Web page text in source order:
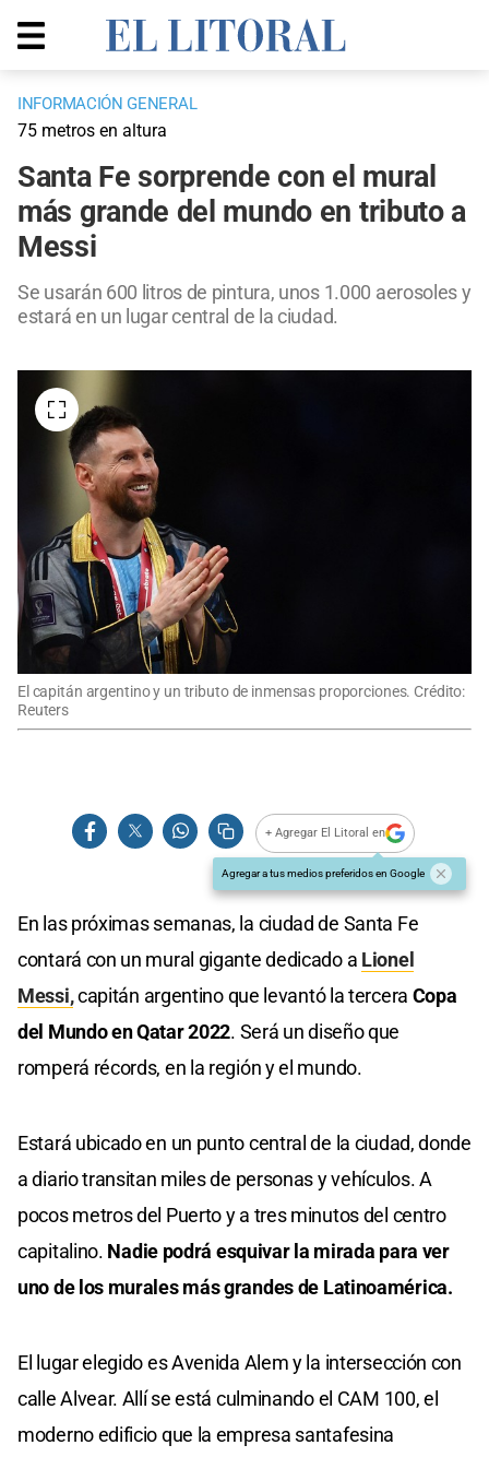
INFORMACIÓN GENERAL
75 metros en altura
Santa Fe sorprende con el mural
más grande del mundo en tributo a
Messi
Se usarán 600 litros de pintura, unos 1.000 aerosoles y
estará en un lugar central de la ciudad.
El capitán argentino y un tributo de inmensas proporciones. Crédito:
Reuters
+ Agregar El Litoral en
Agregar a tus medios preferidos en Google
En las próximas semanas, la ciudad de Santa Fe
contará con un mural gigante dedicado a Lionel
Messi,capitán argentino que levantó la tercera Copa
del Mundo en Qatar 2022. Será un diseño que
romperá récords, en la región y el mundo.
Estará ubicado en un punto central de la ciudad, donde
a diario transitan miles de personas y vehículos. A
pocos metros del Puerto y a tres minutos del centro
capitalino. Nadie podrá esquivar la mirada para ver
uno de los murales más grandes de Latinoamérica.
El lugar elegido es Avenida Alem y la intersección con
calle Alvear. Allí se está culminando el CAM 100, el
moderno edificio que la empresa santafesina